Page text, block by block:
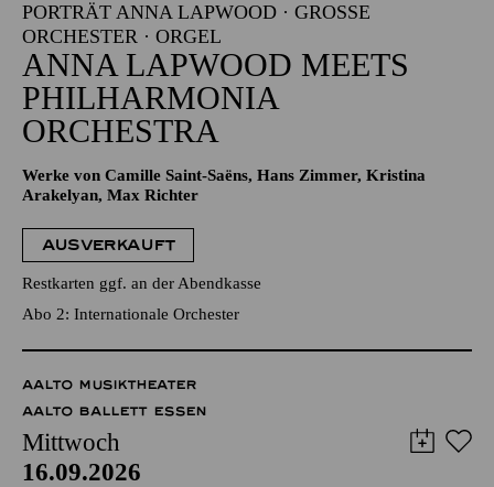
PORTRÄT ANNA LAPWOOD · GROSSE O
RCHESTER · ORGEL
ANNA LAPWOOD MEETS
PHILHARMONIA
ORCHESTRA
Werke von Camille Saint-Saëns, Hans Zimmer, Kristina
Arakelyan, Max Richter
AUSVERKAUFT
Restkarten ggf. an der Abendkasse
Abo 2: Internationale Orchester
AALTO MUSIKTHEATER
AALTO BALLETT ESSEN
Mittwoch
16.09.2026